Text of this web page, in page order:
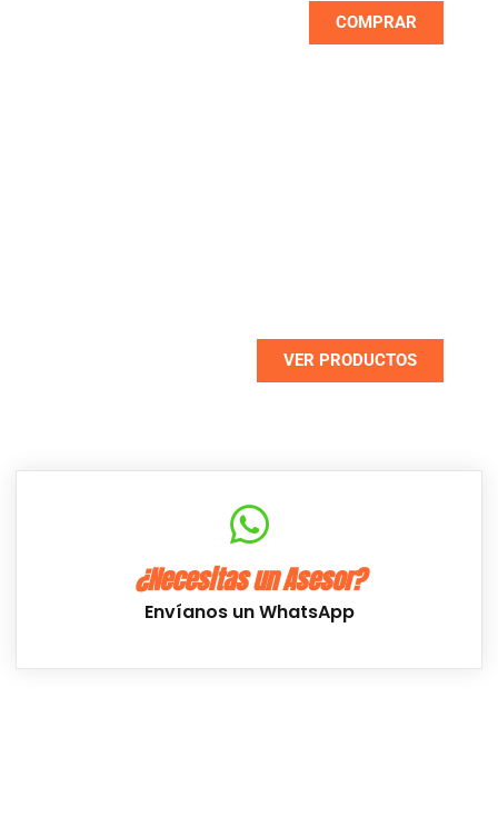
COMPRAR
VER PRODUCTOS
NUEVO
¿Necesitas un Asesor?
Envíanos un WhatsApp